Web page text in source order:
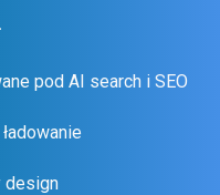
pod AI search i SEO
design